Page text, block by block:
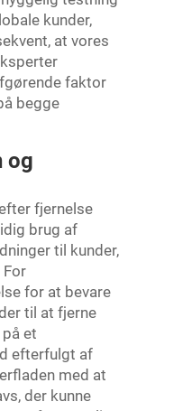
kunder,
at vores
faktor
begge
og
fjernelse
brug af
til kunder,
for at bevare
til at fjerne
et
efterfulgt af
med at
der kunne